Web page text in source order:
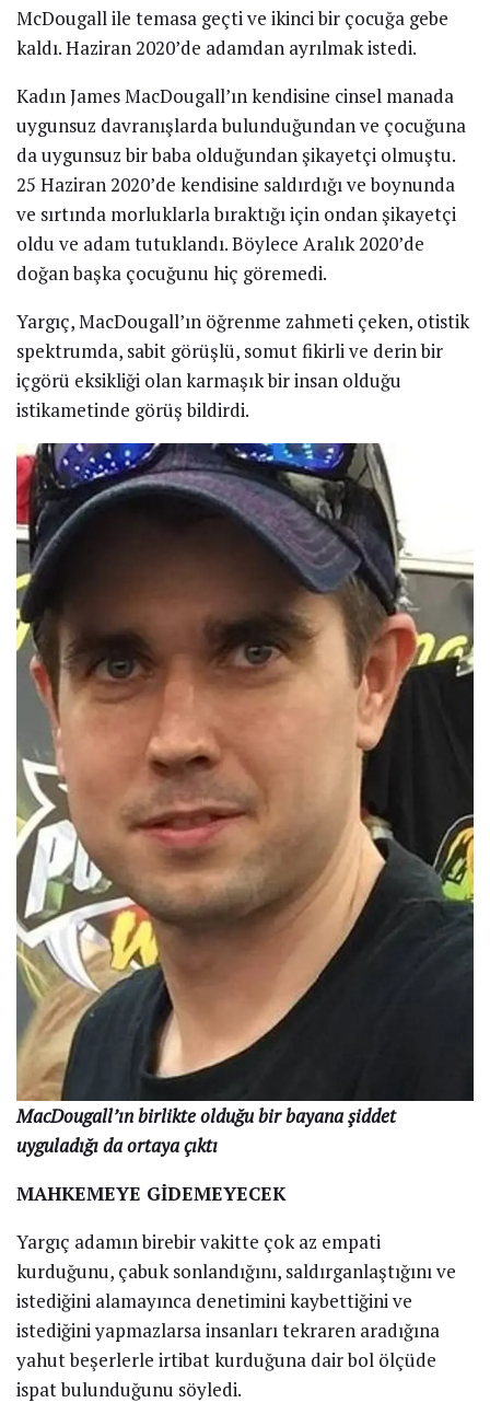
McDougall ile temasa geçti ve ikinci bir çocuğa gebe
kaldı. Haziran 2020’de adamdan ayrılmak istedi.
Kadın James MacDougall’ın kendisine cinsel manada
uygunsuz davranışlarda bulunduğundan ve çocuğuna
da uygunsuz bir baba olduğundan şikayetçi olmuştu.
25 Haziran 2020’de kendisine saldırdığı ve boynunda
ve sırtında morluklarla bıraktığı için ondan şikayetçi
oldu ve adam tutuklandı. Böylece Aralık 2020’de
doğan başka çocuğunu hiç göremedi.
Yargıç, MacDougall’ın öğrenme zahmeti çeken, otistik
spektrumda, sabit görüşlü, somut fikirli ve derin bir
içgörü eksikliği olan karmaşık bir insan olduğu
istikametinde görüş bildirdi.
MacDougall’ın birlikte olduğu bir bayana şiddet
uyguladığı da ortaya çıktı
MAHKEMEYE GİDEMEYECEK
Yargıç adamın birebir vakitte çok az empati
kurduğunu, çabuk sonlandığını, saldırganlaştığını ve
istediğini alamayınca denetimini kaybettiğini ve
istediğini yapmazlarsa insanları tekraren aradığına
yahut beşerlerle irtibat kurduğuna dair bol ölçüde
ispat bulunduğunu söyledi.